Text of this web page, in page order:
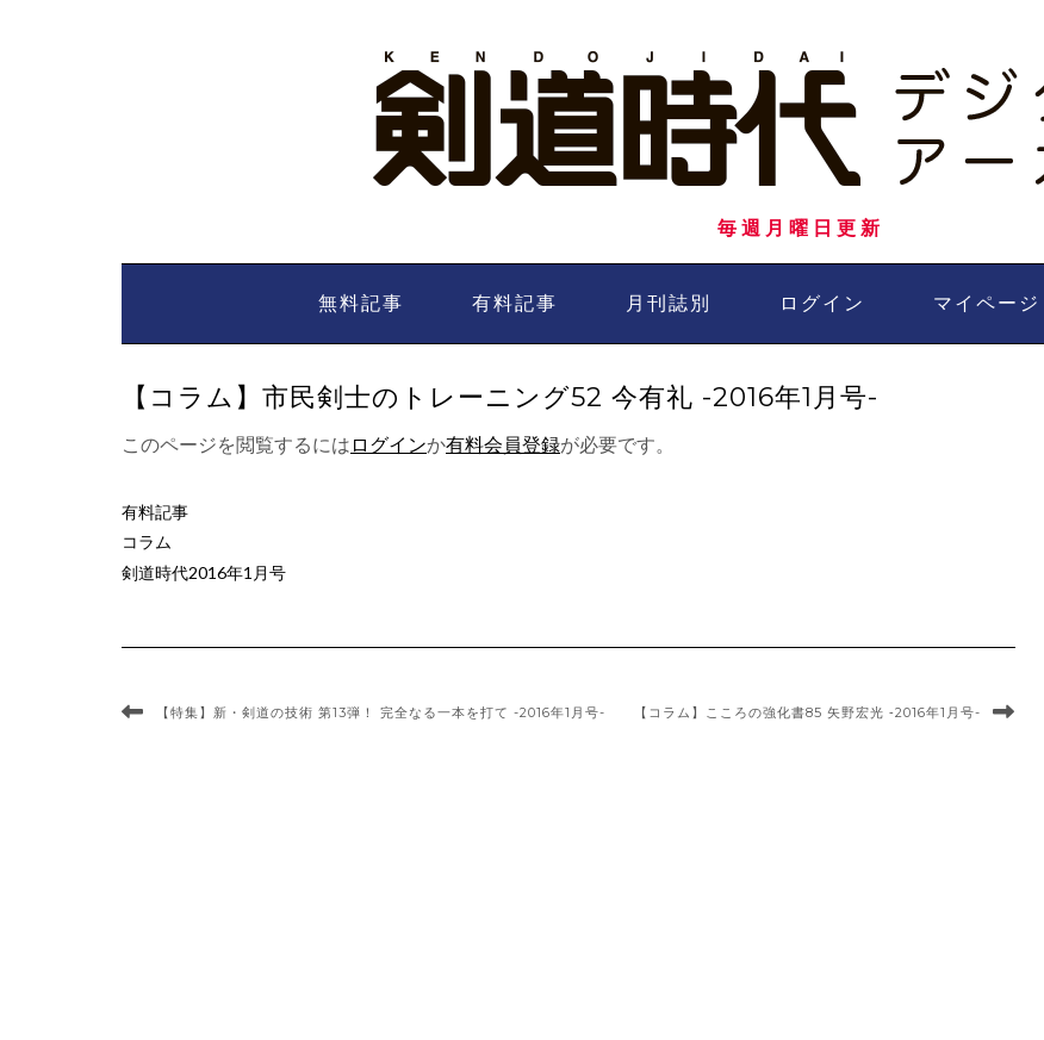
毎週月曜日更新
無料記事 有料記事 月刊誌別 ログイン マイページ
【コラム】市民剣士のトレーニング52 今有礼 -2016年1月号-
このページを閲覧するには ログインか有料会員登録が必要です。
有料記事
コラム
剣道時代2016年1月号
【特集】新・剣道の技術 第13弾！ 完全なる一本を打て -2016年1月号- 【コラム】こころの強化書85 矢野宏光 ‐2016年1月号-